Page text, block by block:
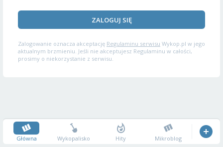
ZALOGUJ SIĘ
Zalogowanie oznacza akceptację Regulaminu serwisu Wykop.pl w jego
aktualnym brzmieniu. Jeśli nie akceptujesz Regulaminu w całości,
prosimy o niekorzystanie z serwisu.
Główna Wykopalisko Hity Mikroblog